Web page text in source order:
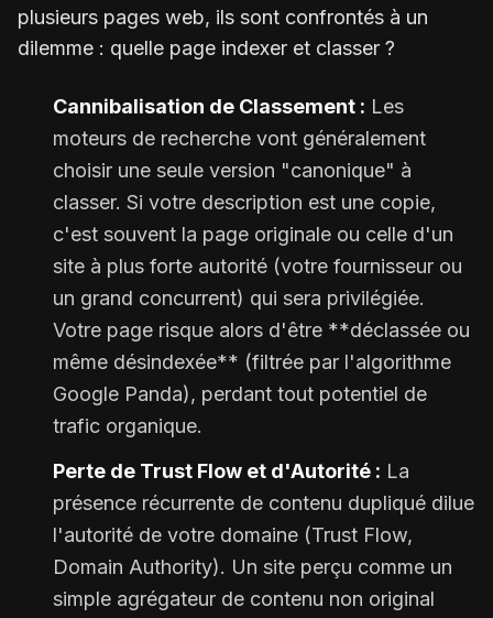
plusieurs pages web, ils sont confrontés à un
dilemme : quelle page indexer et classer ?
Cannibalisation de Classement : Les
moteurs de recherche vont généralement
choisir une seule version "canonique" à
classer. Si votre description est une copie,
c'est souvent la page originale ou celle d'un
site à plus forte autorité (votre fournisseur ou
un grand concurrent) qui sera privilégiée.
Votre page risque alors d'être **déclassée ou
même désindexée** (filtrée par l'algorithme
Google Panda), perdant tout potentiel de
trafic organique.
Perte de Trust Flow et d'Autorité : La
présence récurrente de contenu dupliqué dilue
l'autorité de votre domaine (Trust Flow,
Domain Authority). Un site perçu comme un
simple agrégateur de contenu non original